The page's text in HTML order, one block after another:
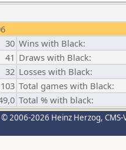
30 Wins with Black:
41 Draws with Black:
32 Losses with Black:
103 Total games with Black:
Total % with black:
© 2006-2026 Heinz Herzog,